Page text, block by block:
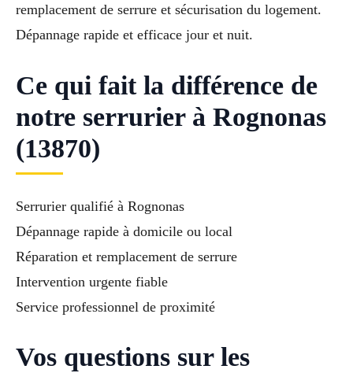
remplacement de serrure et sécurisation du logement.
Dépannage rapide et efficace jour et nuit.
Ce qui fait la différence de
notre serrurier à Rognonas
(13870)
Serrurier qualifié à Rognonas
Dépannage rapide à domicile ou local
Réparation et remplacement de serrure
Intervention urgente fiable
Service professionnel de proximité
Vos questions sur les